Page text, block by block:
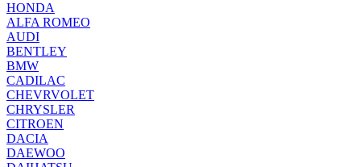
HONDA
ALFA ROMEO
AUDI
BENTLEY
BMW
CADILAC
CHEVRVOLET
CHRYSLER
CITROEN
DACIA
DAEWOO